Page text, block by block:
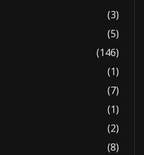
(3)
(5)
(146)
(1)
(7)
(1)
(2)
(8)